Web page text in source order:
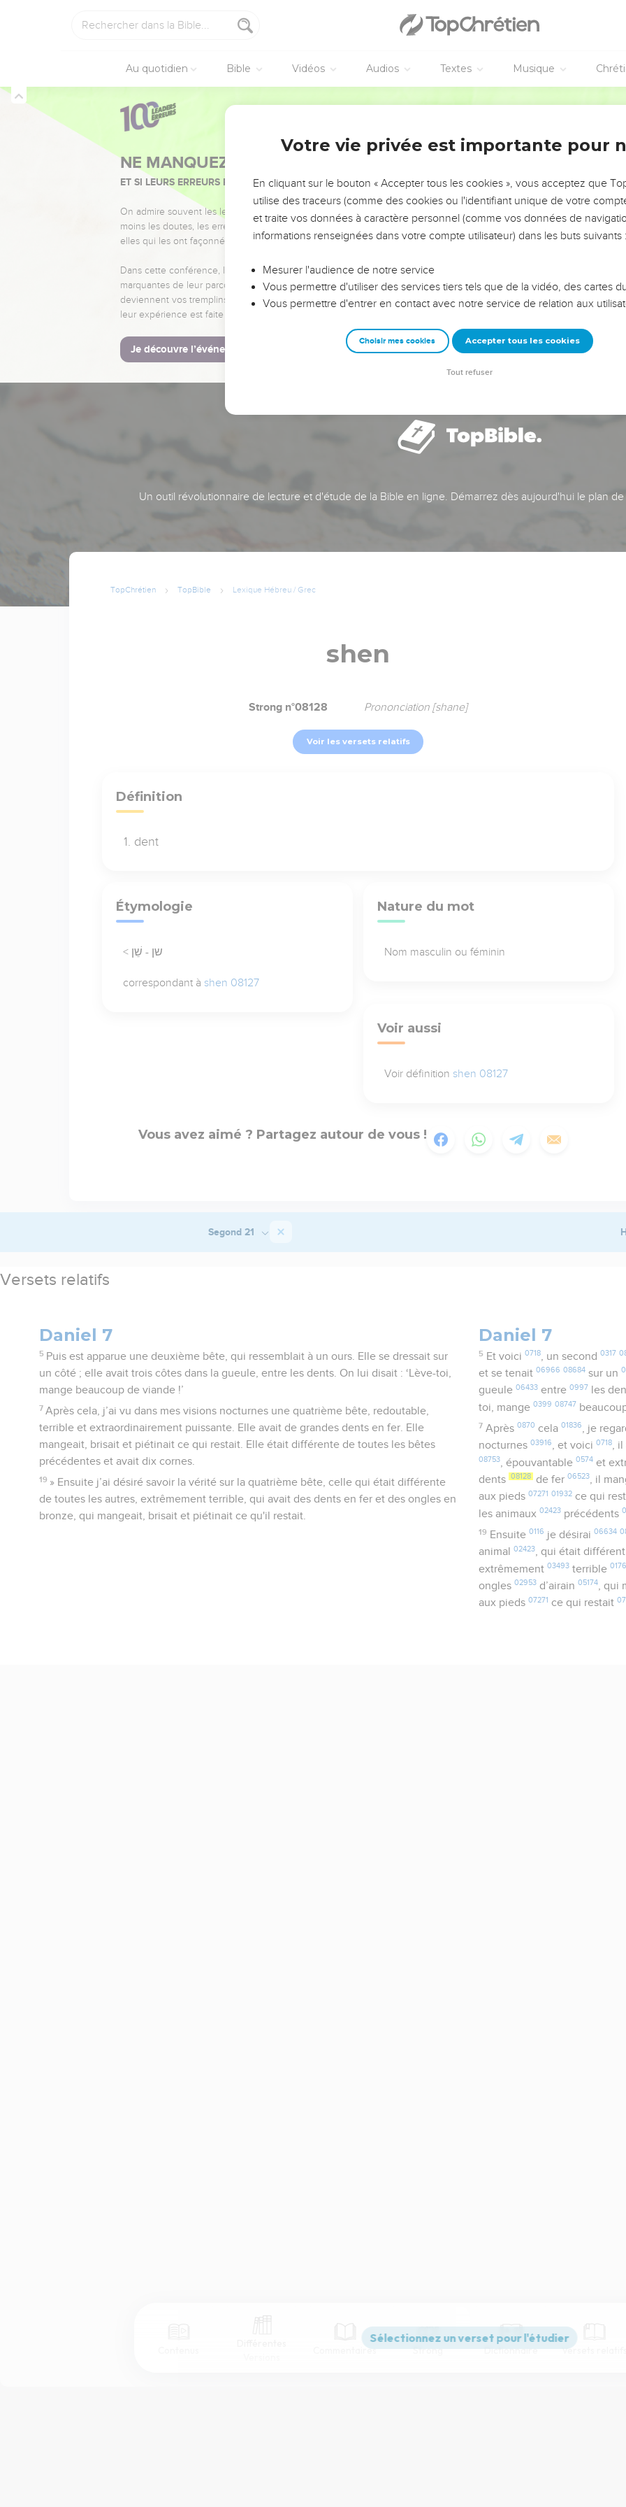
Au quotidien Bible Vidéos Audios Textes Musique
NE MANQUEZ PAS L’ÉVÉNEMENT DE L’ANNÉE !
ET SI LEURS ERREURS POUVAIENT VOUS ÉVITER LES VOTRES ?
On admire souvent les leaders pour leurs réussites, leur impact, leur foi ou leur vision. Mais on voit
moins les doutes, les erreurs et les saisons difficiles qu'ils ont traversés, alors même que ce sont
elles qui les ont façonnés.
Dans cette conférence, leaders, entrepreneurs, et responsables reviennent sur les erreurs
marquantes de leur parcours et les clés pour avancer avec plus de sagesse afin que leurs erreurs
deviennent vos tremplins. Que vous guidiez un ministère, une équipe, un groupe ou une famille,
leur expérience est faite pour vous.
Je découvre l’événement
Un outil révolutionnaire de lecture et d'étude de la Bible en ligne. Démarrez dès aujourd'hui le plan
TopChrétien TopBible Lexique Hébreu / Grec
shen
Strong n°08128 Prononciation [shane]
Voir les versets relatifs
Définition
dent
Étymologie
< שן - שֵׁן
correspondant à shen 08127
Nature du mot
Nom masculin ou féminin
Voir aussi
Voir définition shen 08127
Vous avez aimé ? Partagez autour de vous !
Commentaires Strong Dictionnaire Versets relatifs
Segond 21
Versets relatifs
Daniel 7
5 Puis est apparue une deuxième bête, qui ressemblait à un ours. Elle se dressait sur
un côté ; elle avait trois côtes dans la gueule, entre les dents. On lui disait : ‘Lève-toi,
mange beaucoup de viande !’
7 Après cela, j’ai vu dans mes visions nocturnes une quatrième bête, redoutable,
terrible et extraordinairement puissante. Elle avait de grandes dents en fer. Elle
mangeait, brisait et piétinait ce qui restait. Elle était différente de toutes les bêtes
précédentes et avait dix cornes.
19 » Ensuite j’ai désiré savoir la vérité sur la quatrième bête, celle qui était différente
de toutes les autres, extrêmement terrible, qui avait des dents en fer et des ongles en
bronze, qui mangeait, brisait et piétinait ce qu'il restait.
Daniel 7
5 Et voici 0718, un second 0317
et se tenait06966 08684 sur un
gueule06433 entre0997 les
toi, mange0399 08747
7 Après 0870 cela 01836, je
nocturnes03916, et voici0718, il
08753 , épouvantable0574 et
dents 08128 de fer06523, il
aux pieds07271 01932 ce qui
les animaux02423 précédents
19 Ensuite 0116 je désirai 06634
animal02423, qui était
extrêmement03493 terrible
ongles02953 d’airain05174, qui
aux pieds07271 ce qui restait
Votre vie privée est importante pour
En cliquant sur le bouton « Accepter tous les cookies », vous acceptez que
utilise des traceurs (comme des cookies ou l'identifiant unique de votre
et traite vos données à caractère personnel (comme vos données de
informations renseignées dans votre compte utilisateur) dans les buts suivants :
Mesurer l'audience de notre service
Vous permettre d'utiliser des services tiers tels que de la vidéo, des cartes
Vous permettre d'entrer en contact avec notre service de relation aux
Choisir mes cookies Accepter tous les cookies
Tout refuser